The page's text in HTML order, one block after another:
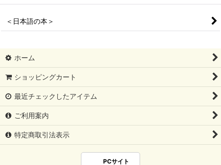
＜日本語の本＞
ホーム
ショッピングカート
最近チェックしたアイテム
ご利用案内
特定商取引法表示
PCサイト